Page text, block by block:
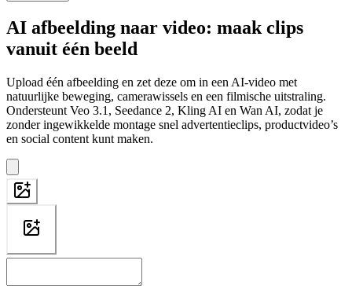
AI afbeelding naar video: maak clips
vanuit één beeld
Upload één afbeelding en zet deze om in een AI-video met
natuurlijke beweging, camerawissels en een filmische uitstraling.
Ondersteunt Veo 3.1, Seedance 2, Kling AI en Wan AI, zodat je
zonder ingewikkelde montage snel advertentieclips, productvideo’s
en social content kunt maken.